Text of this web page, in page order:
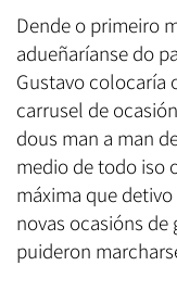
Dende o primeiro
adueñaríanse do
Gustavo colocaría
carrusel de
dous man a man
medio de todo iso
máxima que
novas ocasións
puideron